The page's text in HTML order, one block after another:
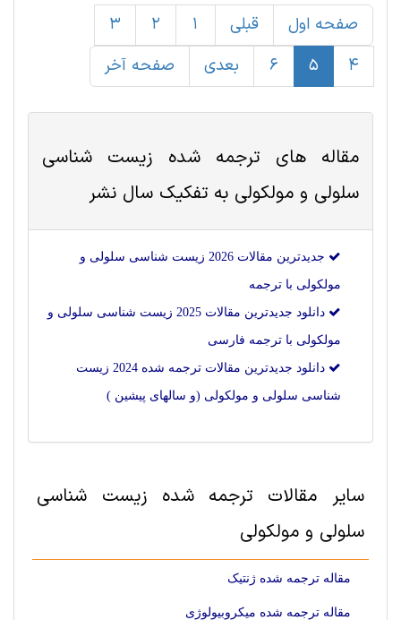
صفحه اول قبلی 1
2
3
4
5
6 بعدی صفحه آخر
مقاله های ترجمه شده زیست شناسی
سلولی و مولکولی به تفکیک سال نشر
جدیدترین مقالات 2026 زیست شناسی سلولی و
مولکولی با ترجمه
دانلود جدیدترین مقالات 2025 زیست شناسی سلولی و
مولکولی با ترجمه فارسی
دانلود جدیدترین مقالات ترجمه شده 2024 زیست
شناسی سلولی و مولکولی (و سالهای پیشین )
سایر مقالات ترجمه شده زیست شناسی
سلولی و مولکولی
مقاله ترجمه شده ژنتیک
مقاله ترجمه شده میکروبیولوژی